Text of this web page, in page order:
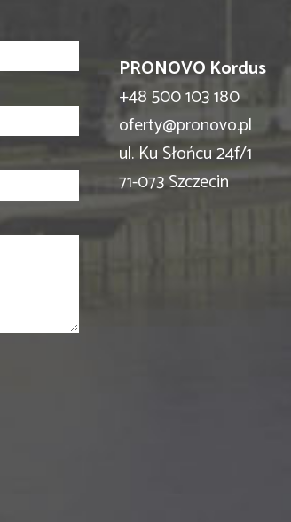
PRONOVO Kordus
+48 500 103 180
oferty@pronovo.pl
ul. Ku Słońcu 24f/1
71-073 Szczecin